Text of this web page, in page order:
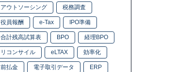
アウトソーシング 税務調査
役員報酬 e-Tax IPO準備
合計残高試算表 BPO 経理BPO
リコンサイル eLTAX 効率化
前払金 電子取引データ ERP